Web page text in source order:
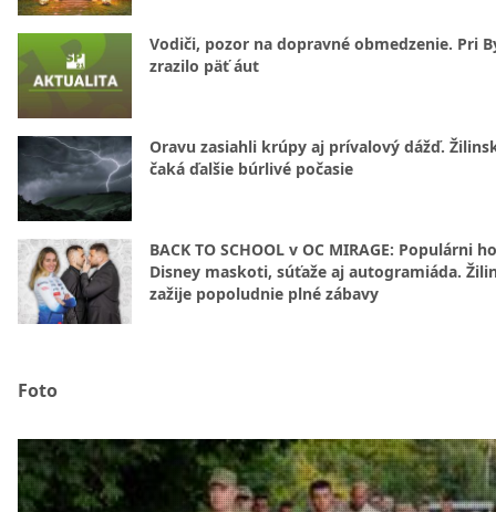
Vodiči, pozor na dopravné obmedzenie. Pri
zrazilo päť áut
Oravu zasiahli krúpy aj prívalový dážď.
čaká ďalšie búrlivé počasie
BACK TO SCHOOL v OC MIRAGE: Populárni
Disney maskoti, súťaže aj autogramiáda.
zažije popoludnie plné zábavy
Foto